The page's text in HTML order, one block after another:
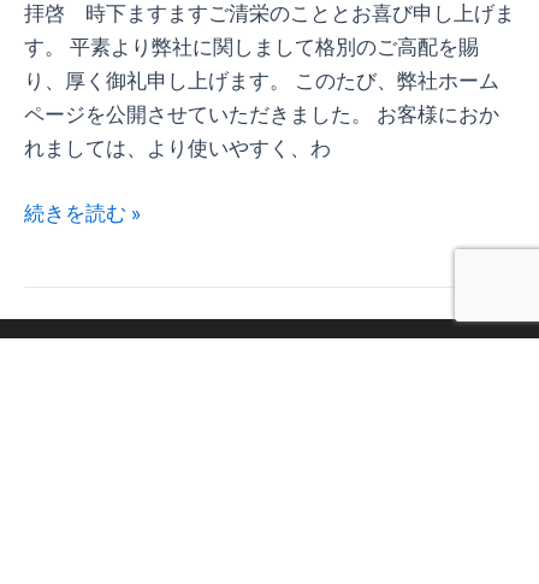
拝啓 時下ますますご清栄のこととお喜び申し上げま
す。 平素より弊社に関しまして格別のご高配を賜
り、厚く御礼申し上げます。 このたび、弊社ホーム
ページを公開させていただきました。 お客様におか
れましては、より使いやすく、わ
続きを読む »